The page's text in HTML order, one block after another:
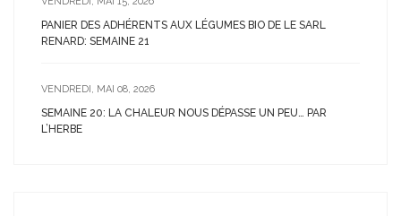
PANIER DES ADHÉRENTS AUX LÉGUMES BIO DE LE SARL
RENARD: SEMAINE 21
VENDREDI, MAI 08, 2026
SEMAINE 20: LA CHALEUR NOUS DÉPASSE UN PEU… PAR
L’HERBE